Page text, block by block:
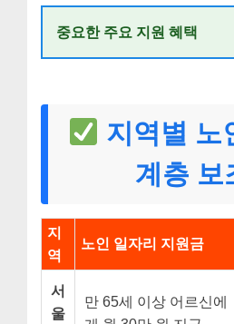
중요한 주요 지원 혜택
지역별 노
계층 보
지
역
노인 일자리 지원금
서
울
만 65세 이상 어르신에